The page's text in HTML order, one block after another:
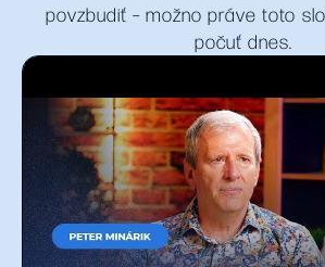
povzbudiť – možno práve toto
počuť dnes.